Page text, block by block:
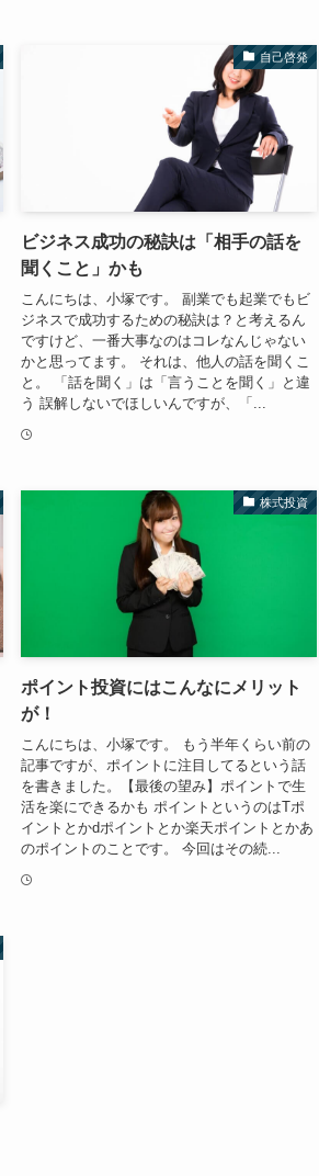
自己啓発
ビジネス成功の秘訣は「相手の話を
聞くこと」かも
こんにちは、小塚です。 副業でも起業でもビ
ジネスで成功するための秘訣は？と考えるん
ですけど、一番大事なのはコレなんじゃない
かと思ってます。 それは、他人の話を聞くこ
と。 「話を聞く」は「言うことを聞く」と違
う 誤解しないでほしいんですが、「...
株式投資
ポイント投資にはこんなにメリット
が！
こんにちは、小塚です。 もう半年くらい前の
記事ですが、ポイントに注目してるという話
を書きました。【最後の望み】ポイントで生
活を楽にできるかも ポイントというのはTポ
イントとかdポイントとか楽天ポイントとかあ
のポイントのことです。 今回はその続...